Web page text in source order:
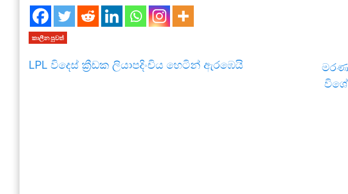
කාලීන පුවත්
LPL විදෙස් ක්‍රීඩක ලියාපදිංචිය හෙටින් ඇරඹෙයි